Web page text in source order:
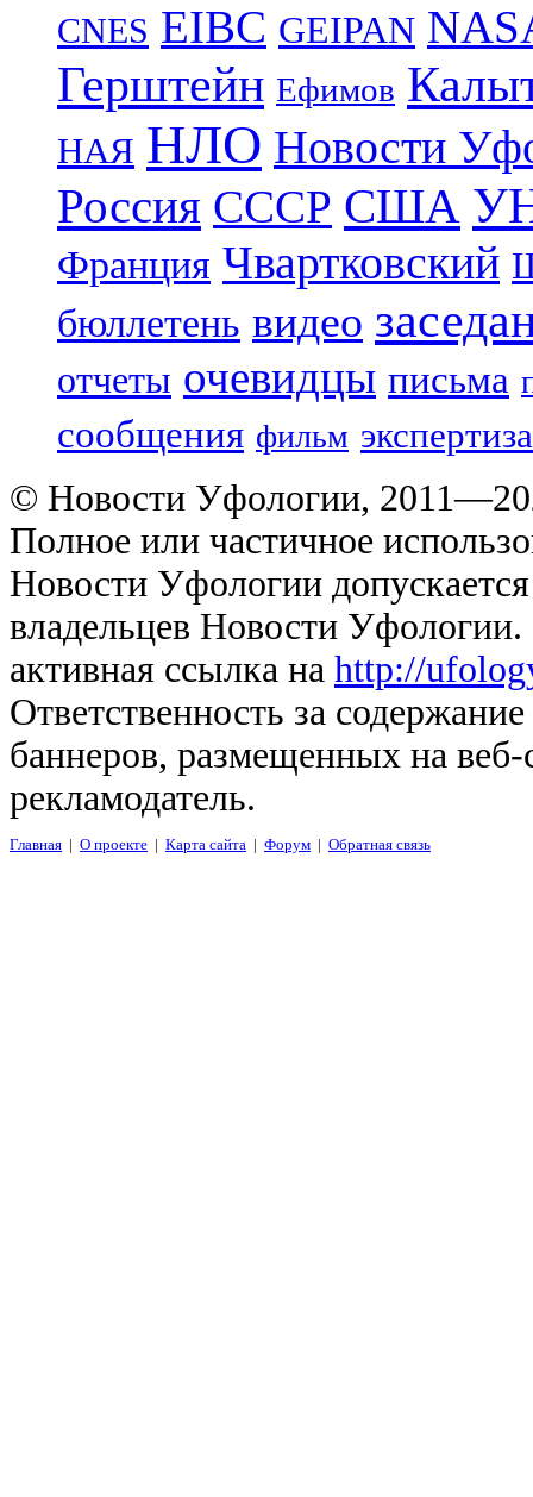
CNES EIBC GEIPAN
Герштейн Ефимов
НАЯ НЛО Новости
Россия СССР США
Франция Чвартковский
бюллетень видео
отчеты очевидцы письма
сообщения фильм экспертиза
© Новости Уфологии,
Полное или частичное
Новости Уфологии
владельцев Новости
активная ссылка на http://
Ответственность за
баннеров, размещенных на
рекламодатель.
Главная | О проекте | Карта сайта | Форум | Обратная связь